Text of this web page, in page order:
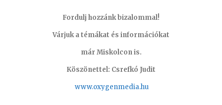
Fordulj hozzánk bizalommal!
Várjuk a témákat és információkat
már Miskolcon is.
Köszönettel: Csrefkó Judit
www.oxygenmedia.hu